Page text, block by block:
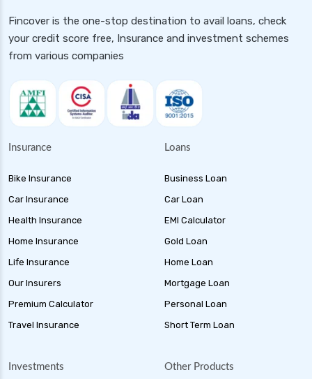
Fincover is the one-stop destination to avail loans, check
your credit score free, Insurance and investment schemes
from various companies
Insurance
Bike Insurance
Car Insurance
Health Insurance
Home Insurance
Life Insurance
Our Insurers
Premium Calculator
Travel Insurance
Loans
Business Loan
Car Loan
EMI Calculator
Gold Loan
Home Loan
Mortgage Loan
Personal Loan
Short Term Loan
Investments Other Products